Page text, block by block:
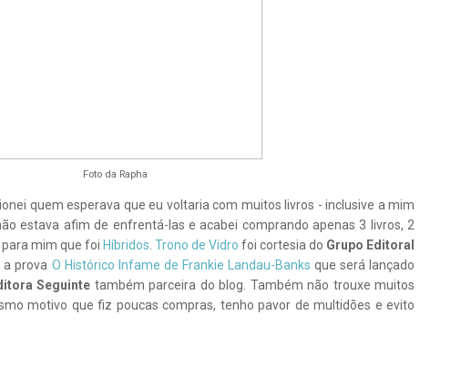
Foto da Rapha
quem esperava que eu voltaria com muitos livros - inclusive a mim
estava afim de enfrentá-las e acabei comprando apenas 3 livros, 2
mim que foi Híbridos Trono de Vidro foi cortesia do Grupo Editoral
prova O Histórico Infame de Frankie Landau-Banks que será lançado
Seguinte também parceira do blog. Também não trouxe muitos
motivo que fiz poucas compras, tenho pavor de multidões e evito